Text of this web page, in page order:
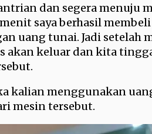
dan segera menuju
saya berhasil
uang tunai. Jadi setelah
akan keluar dan kita
kalian menggunakan
mesin tersebut.